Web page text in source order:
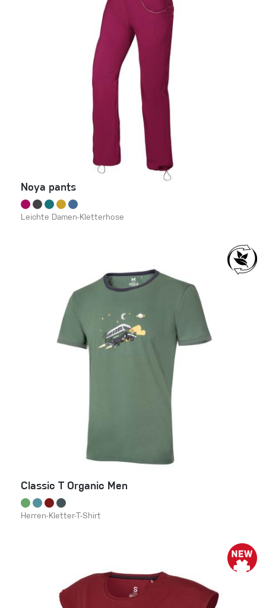
Noya pants
Leichte Damen-Kletterhose
Classic T Organic Men
Herren-Kletter-T-Shirt